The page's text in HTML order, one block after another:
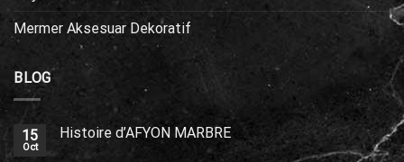
Mermer Aksesuar Dekoratif
BLOG
15
Oct
Histoire d’AFYON MARBRE